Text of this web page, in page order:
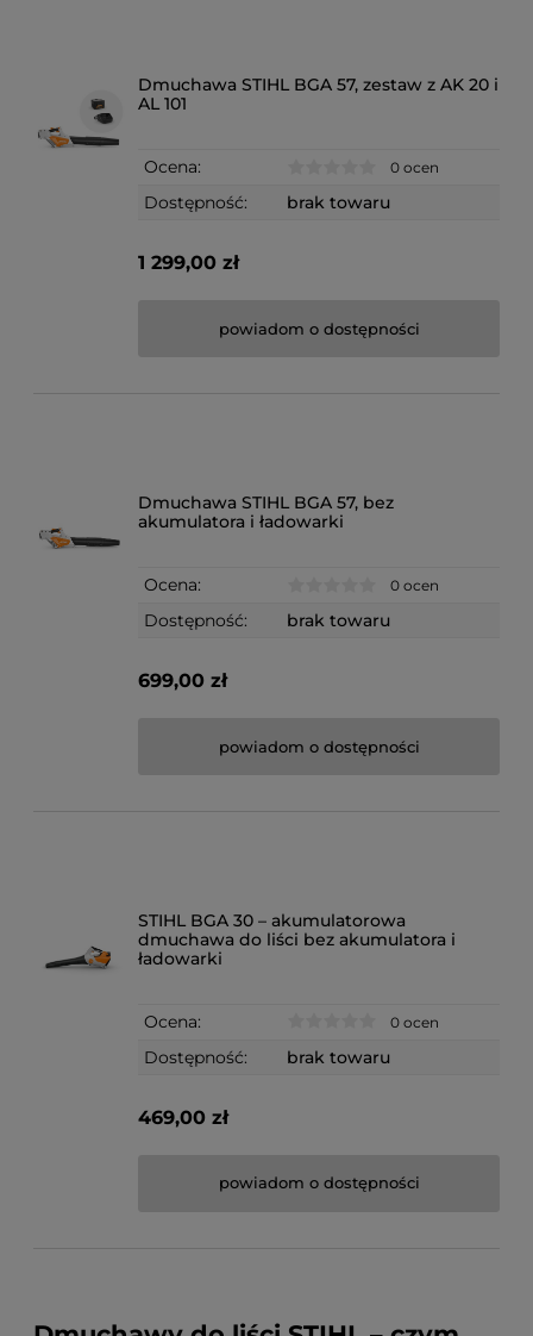
Dmuchawa STIHL BGA 57, zestaw z AK 20 i
AL 101
Ocena: 0 ocen
Dostępność: brak towaru
1 299,00 zł
powiadom o dostępności
Dmuchawa STIHL BGA 57, bez
akumulatora i ładowarki
Ocena: 0 ocen
Dostępność: brak towaru
699,00 zł
powiadom o dostępności
STIHL BGA 30 – akumulatorowa
dmuchawa do liści bez akumulatora i
ładowarki
Ocena: 0 ocen
Dostępność: brak towaru
469,00 zł
powiadom o dostępności